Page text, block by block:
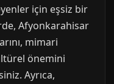
için eşsiz bir
Afyonkarahisar
mimari
önemini
Ayrıca,